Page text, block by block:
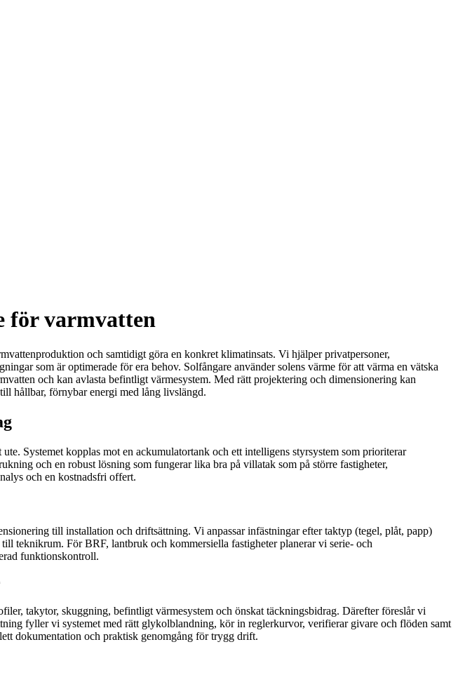
för varmvatten
och samtidigt göra en konkret klimatinsats. Vi hjälper privatpersoner,
som är optimerade för era behov. Solfångare använder solens värme för att värma en vätska
och kan avlasta befintligt värmesystem. Med rätt projektering och dimensionering kan
hållbar, förnybar energi med lång livslängd.
Systemet kopplas mot en ackumulatortank och ett intelligens styrsystem som prioriterar
och en robust lösning som fungerar lika bra på villatak som på större fastigheter,
och en kostnadsfri offert.
till installation och driftsättning. Vi anpassar infästningar efter taktyp (tegel, plåt, papp)
teknikrum. För BRF, lantbruk och kommersiella fastigheter planerar vi serie- och
funktionskontroll.
takytor, skuggning, befintligt värmesystem och önskat täckningsbidrag. Därefter föreslår vi
fyller vi systemet med rätt glykolblandning, kör in reglerkurvor, verifierar givare och flöden samt
dokumentation och praktisk genomgång för trygg drift.